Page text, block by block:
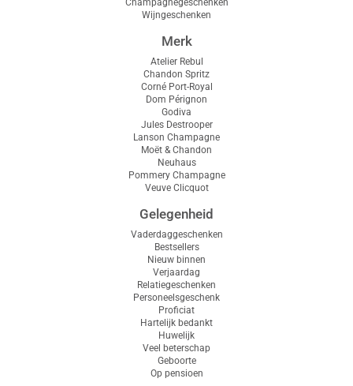
Pommery Champagne
BESTSELLER
PersoneelsgeschenkWijngeschenken
Merk
Atelier Rebul
Chandon Spritz
Corné Port-Royal
Dom Pérignon
Godiva
Jules Destrooper
Lanson Champagne
Moët & Chandon
Neuhaus
Pommery Champagne
Veuve Clicquot
Gelegenheid
Vaderdaggeschenken
Bestsellers
Nieuw binnen
Verjaardag
Relatiegeschenken
Personeelsgeschenk
Proficiat
Hartelijk bedankt
Huwelijk
Veel beterschap
Geboorte
Op pensioen